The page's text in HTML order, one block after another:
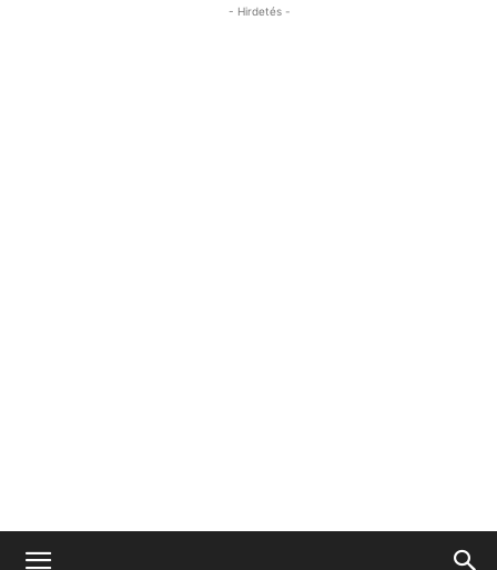
- Hirdetés -